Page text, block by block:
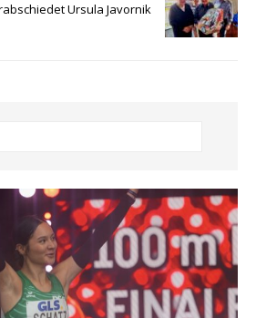
Ursula Javornik